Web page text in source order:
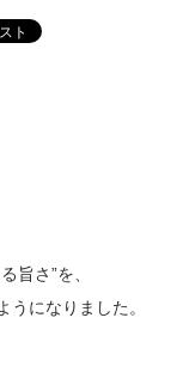
旨さ”を、
になりました。